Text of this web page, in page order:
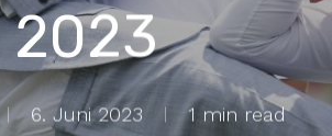
2023
6. Juni 2023 1 min read